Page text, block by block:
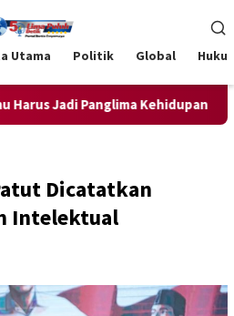
Utama Politik Global
Panglima Kehidupan
Dicatatkan
Intelektual